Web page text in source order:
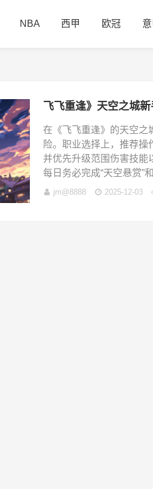
NBA 西甲 欧冠
在《飞飞重逢》的天空之
险。职业选择上，推荐操
并优先升级范围伤害技能
每日务必完成“天空悬赏”
jm@8888 2025-12-03